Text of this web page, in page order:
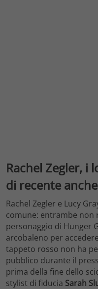
Rachel Zegler, i
di recente
Rachel Zegler e Lucy
comune: entrambe non
personaggio di Hunger
arcobaleno per
tappeto rosso non ha
pubblico durante il
prima della fine dello
stylist di fiducia Sarah